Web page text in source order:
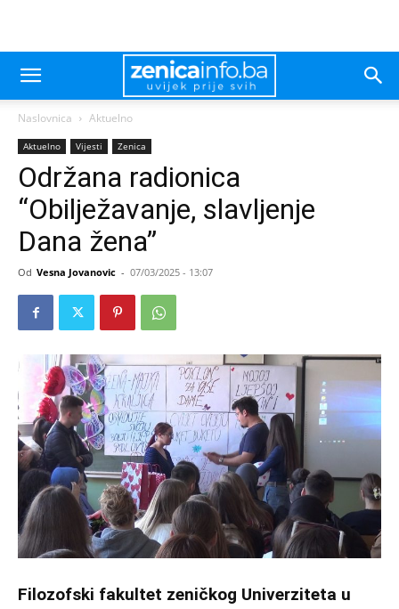
Naslovnica Aktuelno
Aktuelno Vijesti Zenica
Održana radionica
“Obilježavanje, slavljenje
Dana žena”
Od Vesna Jovanovic - 07/03/2025 - 13:07
Filozofski fakultet zeničkog Univerziteta u